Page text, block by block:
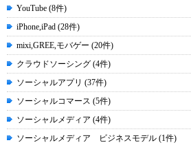
YouTube (8件)
iPhone,iPad (28件)
mixi,GREE,モバゲー (20件)
クラウドソーシング (4件)
ソーシャルアプリ (37件)
ソーシャルコマース (5件)
ソーシャルメディア (4件)
ソーシャルメディア ビジネスモデル (1件)